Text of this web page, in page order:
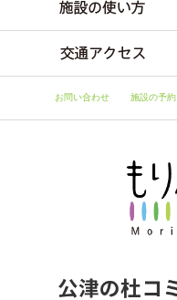
お問い合わせ 施設の予約